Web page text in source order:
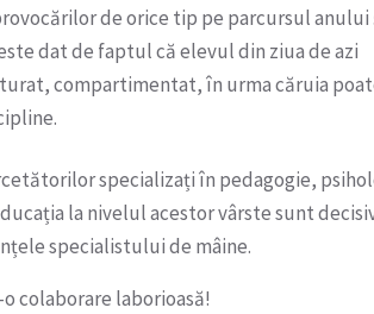
de orice tip pe parcursul anului
dat de faptul că elevul din ziua de azi
compartimentat, în urma căruia
specializați în pedagogie,
la nivelul acestor vârste sunt
specialistului de mâine.
colaborare laborioasă!